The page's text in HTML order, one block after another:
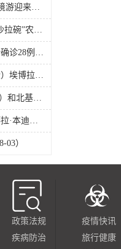
气候+政策双重加持云南暑期入境游迎来热潮
美国大规模环孢子虫病暴发，“沙拉碗”农业生产陷入低迷
瑞士巴塞尔军团病聚集暴发累计确诊28例含死亡病例
多国传染病监测动态：刚果（金）埃博拉确诊突破4000例
刚果民主共和国伊图里省（Ituri）和北基伍省（Nord-Kivu）的埃博拉·本迪布乔病毒病（2026-08-04）
刚果民主共和国和乌干达的埃博拉·本迪布乔病毒病（2026-08-04）
03）
政策法规
疾病防治
疫情快讯
旅行健康